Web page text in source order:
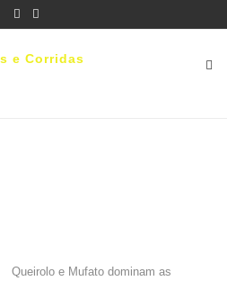
Queirolo e Mufato dominam as